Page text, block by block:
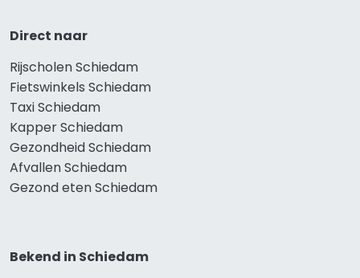
Direct naar
Rijscholen Schiedam
Fietswinkels Schiedam
Taxi Schiedam
Kapper Schiedam
Gezondheid Schiedam
Afvallen Schiedam
Gezond eten Schiedam
Bekend in Schiedam